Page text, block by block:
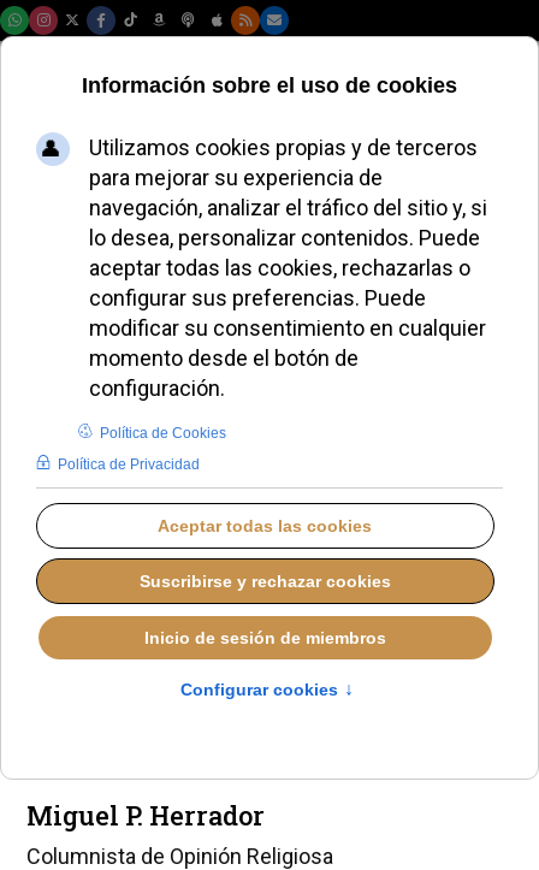
LUNES, 16 FEBRERO 2026 20:20
¿Un "acuerdo
historico" o más
Miguel P. Herrador
Columnista de Opinión Religiosa